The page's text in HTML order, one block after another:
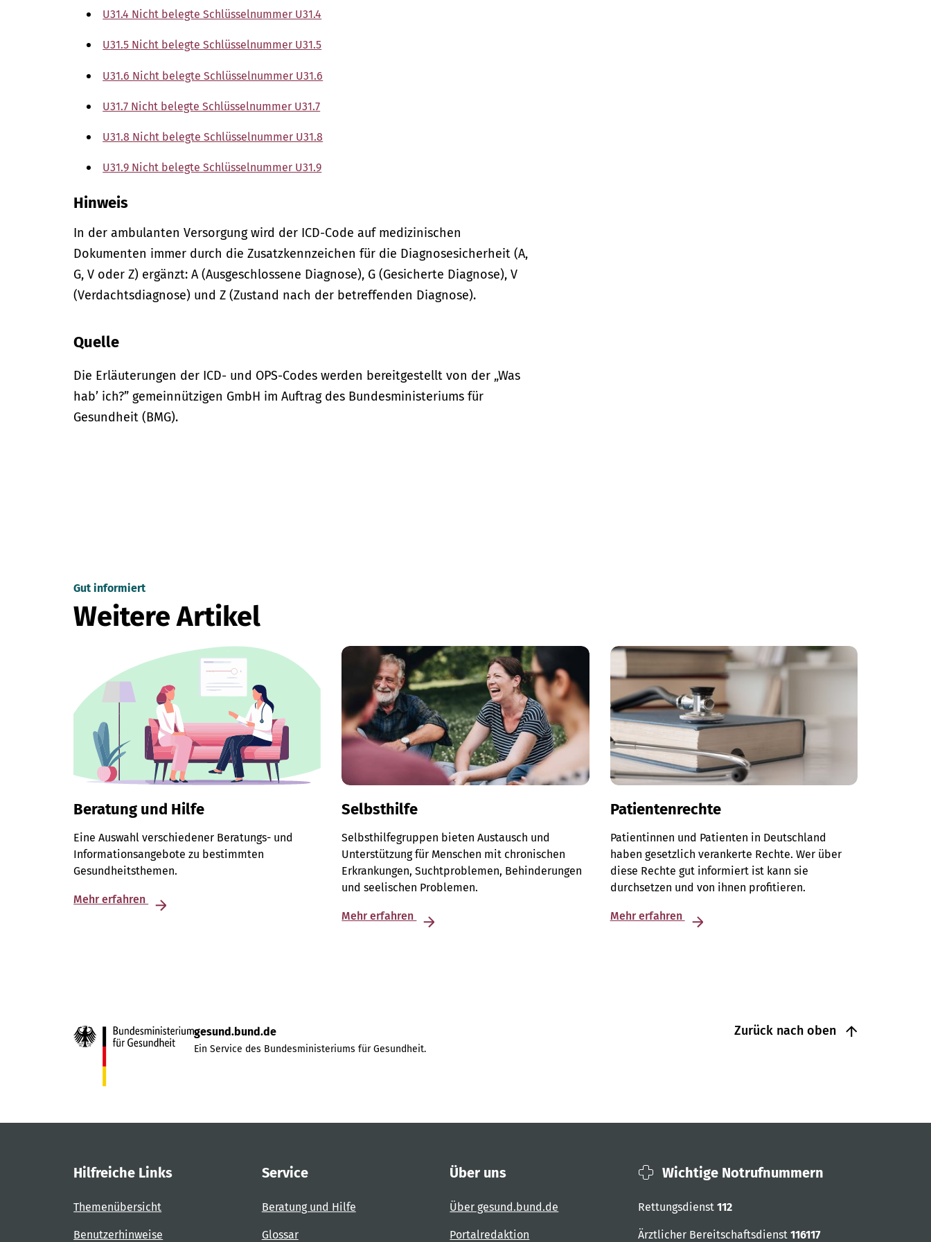
U31.4 Nicht belegte Schlüsselnummer U31.4
U31.5 Nicht belegte Schlüsselnummer U31.5
U31.6 Nicht belegte Schlüsselnummer U31.6
U31.7 Nicht belegte Schlüsselnummer U31.7
U31.8 Nicht belegte Schlüsselnummer U31.8
U31.9 Nicht belegte Schlüsselnummer U31.9
Hinweis
In derambulanten Versorgung wird der ICD-Code auf medizinischen
Dokumenten immer durch die Zusatzkennzeichen für die Diagnosesicherheit (A,
G, V oder Z) ergänzt: A (Ausgeschlossene Diagnose), G (Gesicherte Diagnose), V
(Verdachtsdiagnose) und Z (Zustand nach der betreffenden Diagnose).
Quelle
Die Erläuterungen der ICD- und OPS-Codes werden bereitgestellt von der „Was
hab’ ich?” gemeinnützigen GmbH im Auftrag des Bundesministeriums für
Gesundheit (BMG).
Gut informiert
Weitere Artikel
Beratung und Hilfe
Eine Auswahl verschiedener Beratungs- und
Informationsangebote zu bestimmten
Gesundheitsthemen.
Mehr erfahren
Selbsthilfe
Selbsthilfegruppen bieten Austausch und
Unterstützung für Menschen mit chronischen
Erkrankungen, Suchtproblemen, Behinderungen
und seelischen Problemen.
Mehr erfahren
Patientenrechte
Patientinnen und Patienten in Deutschland
haben gesetzlich verankerte Rechte. Wer über
diese Rechte gut informiert ist kann sie
durchsetzen und von ihnen profitieren.
Mehr erfahren
Zurück nach oben
gesund.bund.de
Ein Service des Bundesministeriums für Gesundheit.
Hilfreiche Links
Themenübersicht
Benutzerhinweise
Service
Beratung und Hilfe
Glossar
Über uns
Über gesund.bund.de
Portalredaktion
Wichtige Notrufnummern
Rettungsdienst 112
Ärztlicher Bereitschaftsdienst 116117